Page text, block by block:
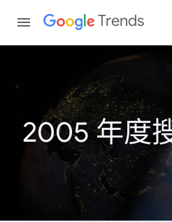
Trends
2005 年度